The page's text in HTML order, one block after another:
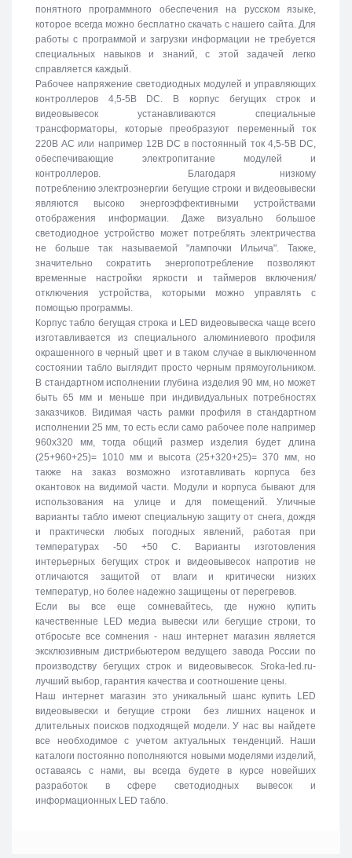
понятного программного обеспечения на русском языке,
которое всегда можно бесплатно скачать с нашего сайта. Для
работы с программой и загрузки информации не требуется
специальных навыков и знаний, с этой задачей легко
справляется каждый.
Рабочее напряжение светодиодных модулей и управляющих
контроллеров 4,5-5В DC. В корпус бегущих строк и
видеовывесок устанавливаются специальные
трансформаторы, которые преобразуют переменный ток
220В АС или например 12В DC в постоянный ток 4,5-5В DC,
обеспечивающие электропитание модулей и
контроллеров. Благодаря низкому
потреблению электроэнергии бегущие строки и видеовывески
являются высоко энергоэффективными устройствами
отображения информации. Даже визуально большое
светодиодное устройство может потреблять электричества
не больше так называемой "лампочки Ильича". Также,
значительно сократить энергопотребление позволяют
временные настройки яркости и таймеров включения/
отключения устройства, которыми можно управлять с
помощью программы.
Корпус табло бегущая строка и LED видеовывеска чаще всего
изготавливается из специального алюминиевого профиля
окрашенного в черный цвет и в таком случае в выключенном
состоянии табло выглядит просто черным прямоугольником.
В стандартном исполнении глубина изделия 90 мм, но может
быть 65 мм и меньше при индивидуальных потребностях
заказчиков. Видимая часть рамки профиля в стандартном
исполнении 25 мм, то есть если само рабочее поле например
960х320 мм, тогда общий размер изделия будет длина
(25+960+25)= 1010 мм и высота (25+320+25)= 370 мм, но
также на заказ возможно изготавливать корпуса без
окантовок на видимой части. Модули и корпуса бывают для
использования на улице и для помещений. Уличные
варианты табло имеют специальную защиту от снега, дождя
и практически любых погодных явлений, работая при
температурах -50 +50 C. Варианты изготовления
интерьерных бегущих строк и видеовывесок напротив не
отличаются защитой от влаги и критически низких
температур, но более надежно защищены от перегревов.
Если вы все еще сомневайтесь, где нужно купить
качественные LED медиа вывески или бегущие строки, то
отбросьте все сомнения - наш интернет магазин является
эксклюзивным дистрибьютером ведущего завода России по
производству бегущих строк и видеовывесок. Sroka-led.ru-
лучший выбор, гарантия качества и соотношение цены.
Наш интернет магазин это уникальный шанс купить LED
видеовывески и бегущие строки без лишних наценок и
длительных поисков подходящей модели. У нас вы найдете
все необходимое с учетом актуальных тенденций. Наши
каталоги постоянно пополняются новыми моделями изделий,
оставаясь с нами, вы всегда будете в курсе новейших
разработок в сфере светодиодных вывесок и
информационных LED табло.